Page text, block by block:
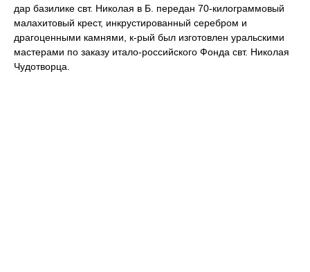
дар базилике свт. Николая в Б. передан 70-килограммовый
малахитовый крест, инкрустированный серебром и
драгоценными камнями, к-рый был изготовлен уральскими
мастерами по заказу итало-российского Фонда свт. Николая
Чудотворца.